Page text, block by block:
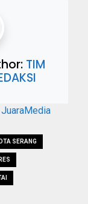
TIM
SERANG